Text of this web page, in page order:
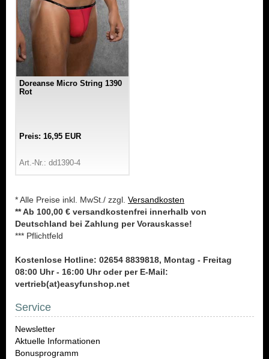
Doreanse Micro String 1390
Rot
Preis: 16,95 EUR
Art.-Nr.: dd1390-4
* Alle Preise inkl. MwSt./ zzgl. Versandkosten
** Ab 100,00 € versandkostenfrei innerhalb von
Deutschland bei Zahlung per Vorauskasse!
*** Pflichtfeld
Kostenlose Hotline: 02654 8839818, Montag - Freitag
08:00 Uhr - 16:00 Uhr oder per E-Mail:
vertrieb(at)easyfunshop.net
Service
Newsletter
Aktuelle Informationen
Bonusprogramm